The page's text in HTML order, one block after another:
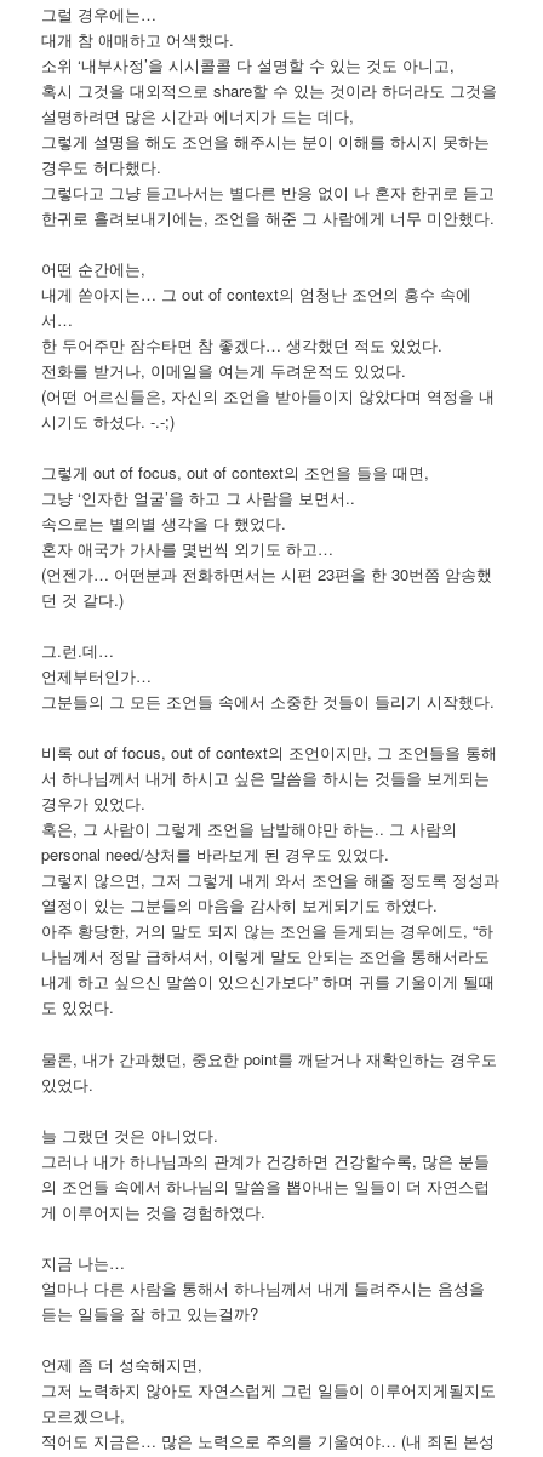
그럴 경우에는…
대개 참 애매하고 어색했다.
소위 ‘내부사정’을 시시콜콜 다 설명할 수 있는 것도 아니고,
혹시 그것을 대외적으로 share할 수 있는 것이라 하더라도 그것을
설명하려면 많은 시간과 에너지가 드는 데다,
그렇게 설명을 해도 조언을 해주시는 분이 이해를 하시지 못하는
경우도 허다했다.
그렇다고 그냥 듣고나서는 별다른 반응 없이 나 혼자 한귀로 듣고
한귀로 흘려보내기에는, 조언을 해준 그 사람에게 너무 미안했다.
어떤 순간에는,
내게 쏟아지는… 그 out of context의 엄청난 조언의 홍수 속에
서…
한 두어주만 잠수타면 참 좋겠다… 생각했던 적도 있었다.
전화를 받거나, 이메일을 여는게 두려운적도 있었다.
(어떤 어르신들은, 자신의 조언을 받아들이지 않았다며 역정을 내
시기도 하셨다. -.-;)
그렇게 out of focus, out of context의 조언을 들을 때면,
그냥 ‘인자한 얼굴’을 하고 그 사람을 보면서..
속으로는 별의별 생각을 다 했었다.
혼자 애국가 가사를 몇번씩 외기도 하고…
(언젠가… 어떤분과 전화하면서는 시편 23편을 한 30번쯤 암송했
던 것 같다.)
그.런.데…
언제부터인가…
그분들의 그 모든 조언들 속에서 소중한 것들이 들리기 시작했다.
비록 out of focus, out of context의 조언이지만, 그 조언들을 통해
서 하나님께서 내게 하시고 싶은 말씀을 하시는 것들을 보게되는
경우가 있었다.
혹은, 그 사람이 그렇게 조언을 남발해야만 하는.. 그 사람의
personal need/상처를 바라보게 된 경우도 있었다.
그렇지 않으면, 그저 그렇게 내게 와서 조언을 해줄 정도록 정성과
열정이 있는 그분들의 마음을 감사히 보게되기도 하였다.
아주 황당한, 거의 말도 되지 않는 조언을 듣게되는 경우에도, “하
나님께서 정말 급하셔서, 이렇게 말도 안되는 조언을 통해서라도
내게 하고 싶으신 말씀이 있으신가보다” 하며 귀를 기울이게 될때
도 있었다.
물론, 내가 간과했던, 중요한 point를 깨닫거나 재확인하는 경우도
있었다.
늘 그랬던 것은 아니었다.
그러나 내가 하나님과의 관계가 건강하면 건강할수록, 많은 분들
의 조언들 속에서 하나님의 말씀을 뽑아내는 일들이 더 자연스럽
게 이루어지는 것을 경험하였다.
지금 나는…
얼마나 다른 사람을 통해서 하나님께서 내게 들려주시는 음성을
듣는 일들을 잘 하고 있는걸까?
언제 좀 더 성숙해지면,
그저 노력하지 않아도 자연스럽게 그런 일들이 이루어지게될지도
모르겠으나,
적어도 지금은… 많은 노력으로 주의를 기울여야… (내 죄된 본성